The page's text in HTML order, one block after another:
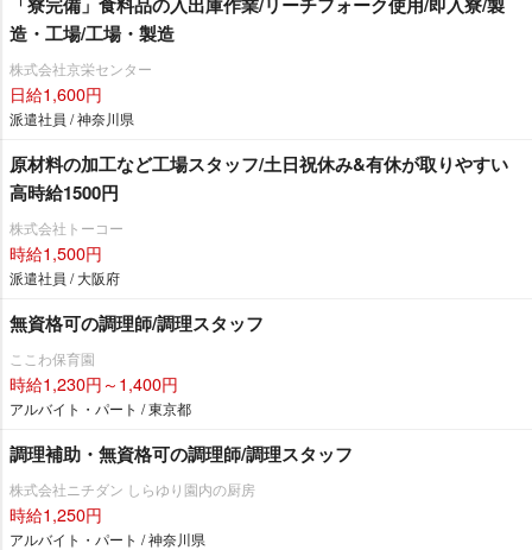
造・工場/工場・製造
株式会社京栄センター
日給1,600円
派遣社員 / 神奈川県
原材料の加工など工場スタッフ/土日祝休み&有休が取りやすい
高時給1500円
株式会社トーコー
時給1,500円
派遣社員 / 大阪府
無資格可の調理師/調理スタッフ
ここわ保育園
時給1,230円～1,400円
アルバイト・パート / 東京都
調理補助・無資格可の調理師/調理スタッフ
株式会社ニチダン しらゆり園内の厨房
時給1,250円
アルバイト・パート / 神奈川県